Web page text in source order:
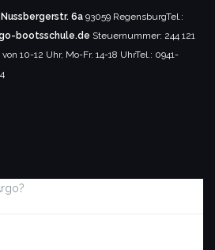
Nussbergerstr. 6a 93059 RegensburgTel.:
bootsschule.de Steuernummer: 244 121
von 10-12 Uhr, Mo-Fr. 14-18 UhrTel.: 0941-